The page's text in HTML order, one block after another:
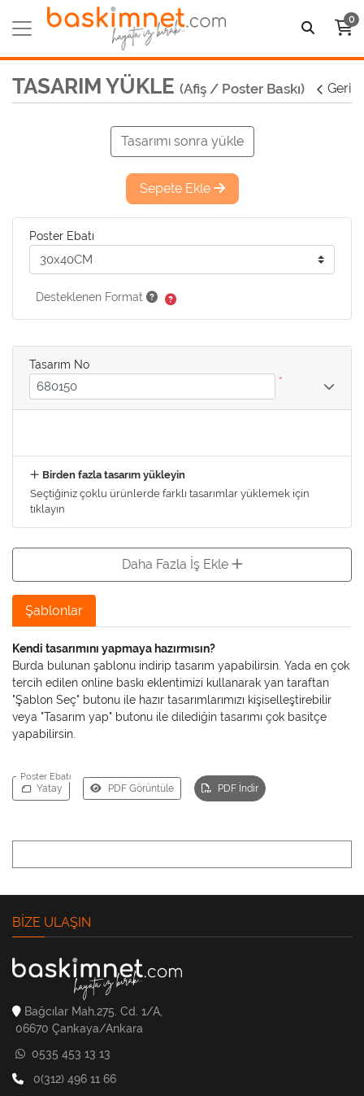
0
TASARIM YÜKLE (Afiş / Poster Baskı) Geri
Şablonlar
Kendi tasarımını yapmaya hazırmısın?
Burda bulunan şablonu indirip tasarım yapabilirsin. Yada en çok
tercih edilen online baskı eklentimizi kullanarak yan taraftan
"Şablon Seç" butonu ile hazır tasarımlarımızı kişiselleştirebilir
veya "Tasarım yap" butonu ile dilediğin tasarımı çok basitçe
yapabilirsin.
Poster Ebatı
Yatay PDF Görüntüle PDF İndir
Tasarımı sonra yükle
Sepete Ekle
Poster Ebatı
Desteklenen Format
Tasarım No
*
Birden fazla tasarım yükleyin
Seçtiğiniz çoklu ürünlerde farklı tasarımlar yüklemek için
tıklayın
Daha Fazla İş Ekle
BIZE ULAŞIN
Bağcılar Mah.275. Cd. 1/A,
06670 Çankaya/Ankara
0535 453 13 13
0(312) 496 11 66